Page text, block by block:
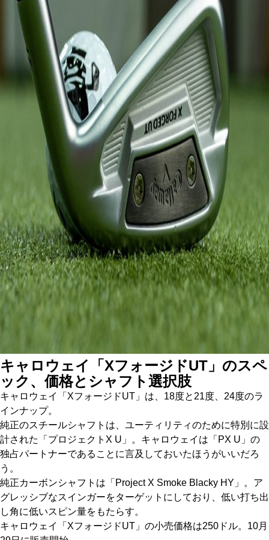
キャロウェイ「XフォージドUT」のスペ
ック、価格とシャフト選択肢
キャロウェイ「XフォージドUT」は、18度と21度、24度のラ
インナップ。
純正のスチールシャフトは、ユーティリティのために特別に設
計された「プロジェクトX U」。キャロウェイは「PX U」の
独占パートナーであることに言及しておいたほうがいいだろ
う。
純正カーボンシャフトは「Project X Smoke Blacky HY」。ア
グレッシブなスインガーをターゲットにしており、低い打ち出
し角に低いスピン量をもたらす。
キャロウェイ「XフォージドUT」の小売価格は250ドル。10月